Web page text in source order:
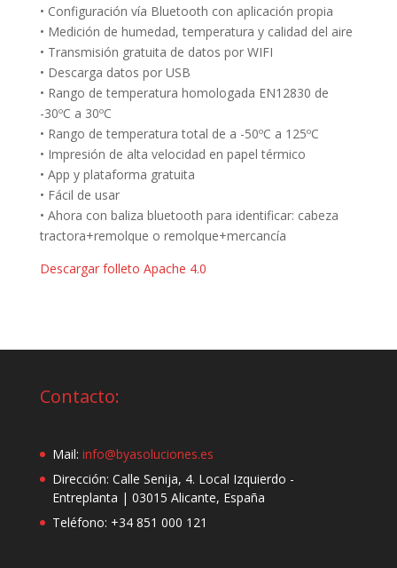
• Configuración vía Bluetooth con aplicación propia
• Medición de humedad, temperatura y calidad del aire
• Transmisión gratuita de datos por WIFI
• Descarga datos por USB
• Rango de temperatura homologada EN12830 de
-30ºC a 30ºC
• Rango de temperatura total de a -50ºC a 125ºC
• Impresión de alta velocidad en papel térmico
• App y plataforma gratuita
• Fácil de usar
• Ahora con baliza bluetooth para identificar: cabeza
tractora+remolque o remolque+mercancía
Descargar folleto Apache 4.0
Contacto:
Mail: info@byasoluciones.es
Dirección: Calle Senija, 4. Local Izquierdo -
Entreplanta | 03015 Alicante, España
Teléfono: +34 851 000 121